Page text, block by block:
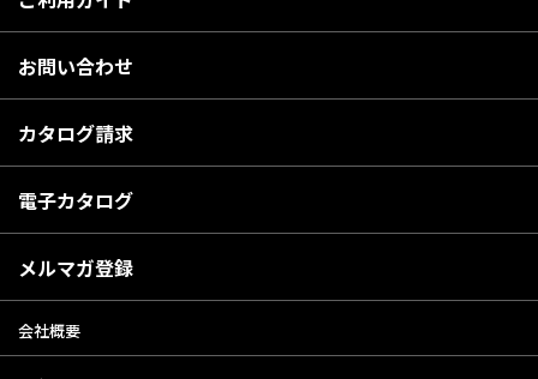
お問い合わせ
カタログ請求
電子カタログ
メルマガ登録
会社概要